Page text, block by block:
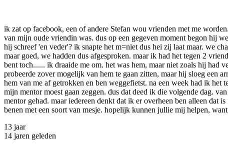
ik zat op facebook, een of andere Stefan wou vrienden met me
van mijn oude vriendin was. dus op een gegeven moment begon hij
hij schreef 'en veder'? ik snapte het m=niet dus hei zij laat maar. we
maar goed, we hadden dus afgesproken. maar ik had het tegen 2
bent toch...... ik draaide me om. het was hem, maar niet zoals hij
probeerde zover mogelijk van hem te gaan zitten, maar hij sloeg een
hem van me af getrokken en ben weggefietst. na een week had ik
mijn mentor moest gaan zeggen. dus dat deed ik die volgende dag.
mentor gehad. maar iedereen denkt dat ik er overheen ben alleen
benen met een soort van mesje. hopelijk kunnen jullie mij helpen,
13 jaar
14 jaren geleden